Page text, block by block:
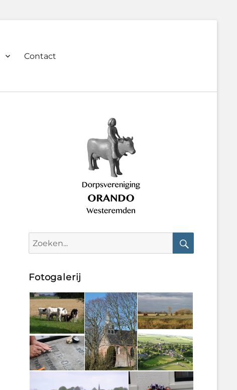
Contact
for:
Fotogalerij